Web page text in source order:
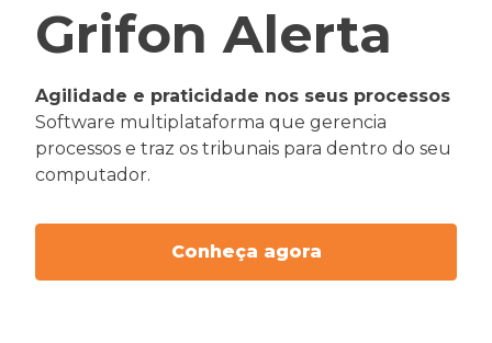
Grifon Alerta
Agilidade e praticidade nos seus processos
Software multiplataforma que gerencia
processos e traz os tribunais para dentro do seu
computador.
Conheça agora